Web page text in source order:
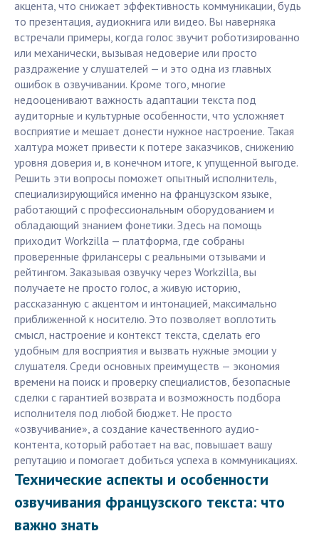
акцента, что снижает эффективность коммуникации, будь
то презентация, аудиокнига или видео. Вы наверняка
встречали примеры, когда голос звучит роботизированно
или механически, вызывая недоверие или просто
раздражение у слушателей — и это одна из главных
ошибок в озвучивании. Кроме того, многие
недооценивают важность адаптации текста под
аудиторные и культурные особенности, что усложняет
восприятие и мешает донести нужное настроение. Такая
халтура может привести к потере заказчиков, снижению
уровня доверия и, в конечном итоге, к упущенной выгоде.
Решить эти вопросы поможет опытный исполнитель,
специализирующийся именно на французском языке,
работающий с профессиональным оборудованием и
обладающий знанием фонетики. Здесь на помощь
приходит Workzilla — платформа, где собраны
проверенные фрилансеры с реальными отзывами и
рейтингом. Заказывая озвучку через Workzilla, вы
получаете не просто голос, а живую историю,
рассказанную с акцентом и интонацией, максимально
приближенной к носителю. Это позволяет воплотить
смысл, настроение и контекст текста, сделать его
удобным для восприятия и вызвать нужные эмоции у
слушателя. Среди основных преимуществ — экономия
времени на поиск и проверку специалистов, безопасные
сделки с гарантией возврата и возможность подбора
исполнителя под любой бюджет. Не просто
«озвучивание», а создание качественного аудио-
контента, который работает на вас, повышает вашу
репутацию и помогает добиться успеха в коммуникациях.
Технические аспекты и особенности
озвучивания французского текста: что
важно знать